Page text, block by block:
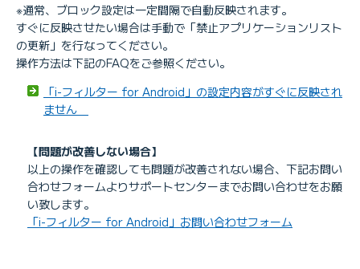
※通常、ブロック設定は一定間隔で自動反映されます。
すぐに反映させたい場合は手動で「禁止アプリケーションリスト
の更新」を行なってください。
操作方法は下記のFAQをご参照ください。
「i-フィルター for Android」の設定内容がすぐに反映され
ません
【問題が改善しない場合】
以上の操作を確認しても問題が改善されない場合、下記お問い
合わせフォームよりサポートセンターまでお問い合わせをお願
い致します。
「i-フィルター for Android」お問い合わせフォーム